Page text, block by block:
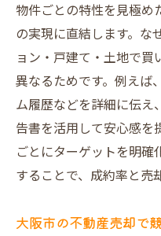
物件ごとの特性を見極め
の実現に直結します。な
ョン・戸建て・土地で
異なるためです。例えば
ム履歴などを詳細に伝
告書を活用して安心感を
ごとにターゲットを明
することで、成約率と売
大阪市の不動産売却で